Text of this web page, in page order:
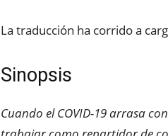
La traducción ha corrido a
Sinopsis
Cuando el COVID-19 arrasa